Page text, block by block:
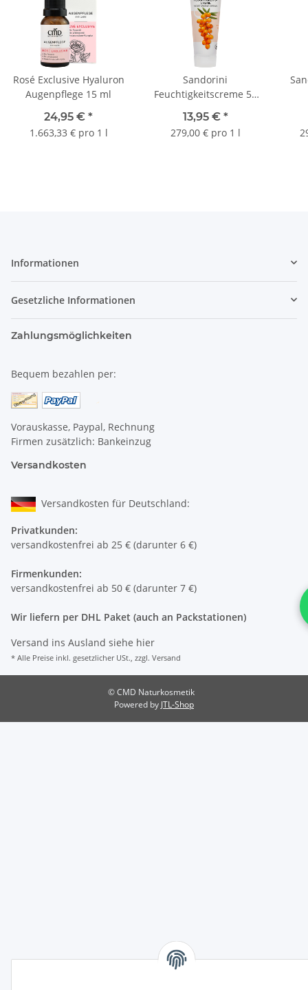
Rosé Exclusive Hyaluron
Augenpflege 15 ml
24,95 € *
1.663,33 € pro 1 l
Sandorini
Feuchtigkeitscreme 50
13,95 € *
279,00 € pro 1 l
Informationen
Gesetzliche Informationen
Zahlungsmöglichkeiten
Bequem bezahlen per:
Vorauskasse, Paypal, Rechnung
Firmen zusätzlich: Bankeinzug
Versandkosten
Versandkosten für Deutschland:
Privatkunden:
versandkostenfrei ab 25 € (darunter 6 €)
Firmenkunden:
versandkostenfrei ab 50 € (darunter 7 €)
Wir liefern per DHL Paket (auch an Packstationen)
Versand ins Ausland siehe hier
* Alle Preise inkl. gesetzlicher USt., zzgl. Versand
© CMD Naturkosmetik
Powered by JTL-Shop